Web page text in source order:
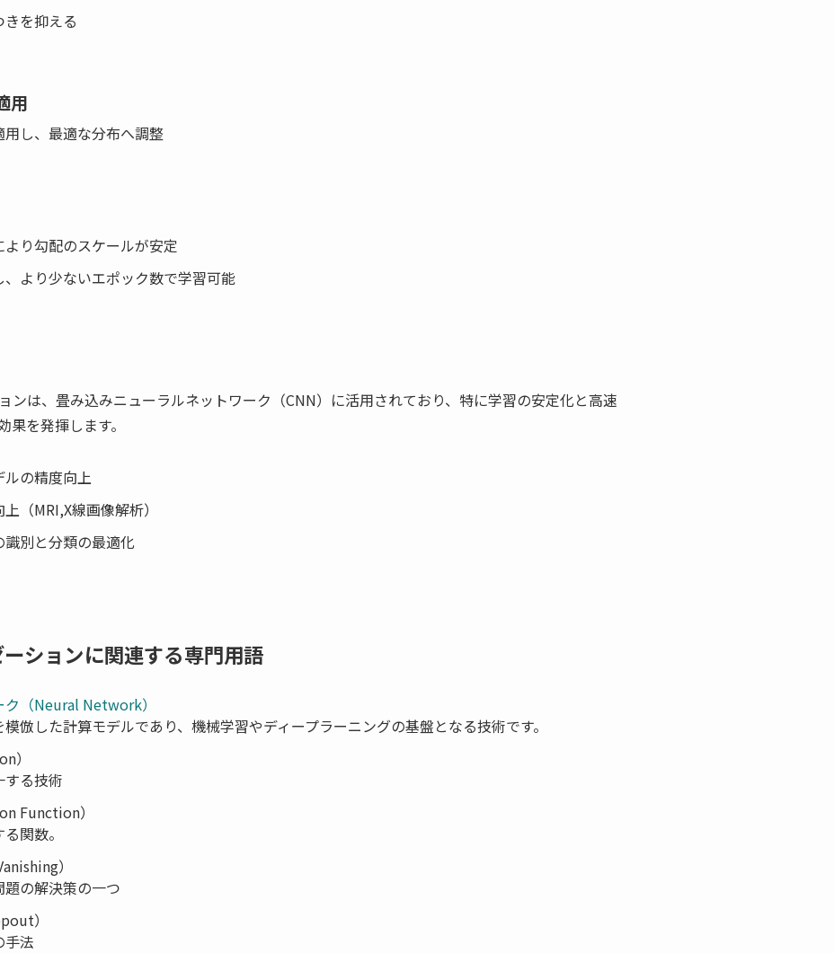
を抑える
用
し、最適な分布へ調整
り勾配のスケールが安定
より少ないエポック数で学習可能
ンは、畳み込みニューラルネットワーク（CNN）に活用されており、特に学習の安定化と高速
を発揮します。
の精度向上
（MRI,X線画像解析）
別と分類の最適化
ションに関連する専門用語
（Neural Network）
倣した計算モデルであり、機械学習やディープラーニングの基盤となる技術です。
）
する技術
Function）
関数。
）
の解決策の一つ
）
手法